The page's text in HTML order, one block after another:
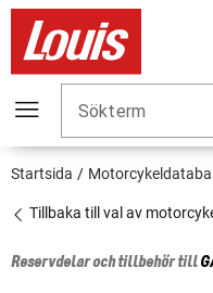
Sökterm
Startsida
Tillbaka till val av
Reservdelar och tillbehör till